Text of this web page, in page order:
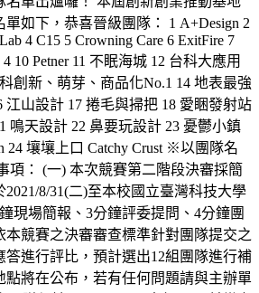
如下，恭喜晉級團隊： 1 A+Design 2
4 C15 5 Crowning Care 6 ExitFire 7
10 Petner 11 不眠海城 12 台科大應用
創新、萌芽、商品化No.1 14 地表最強
江山設計 17 捲毛與掃把 18 愛睏發射站
鳴天設計 22 鼻要玩設計 23 憂鬱小鎮
24 壤壤上口 Catchy Crust ※以團隊名
項： (一) 本次競賽第二階段決審採簡
8/31(二)至本校國立臺灣科技大學
現場簡報、3分鐘評委提問、4分鐘團
本競賽之決審審查標準針對團隊提交之
答進行評比，預計選出12組團隊進行補
點將在公布，若有任何問題請與主辦單